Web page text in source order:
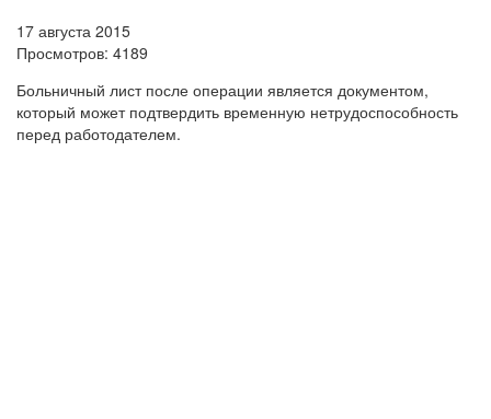
17 августа 2015
Просмотров: 4189
Больничный лист после операции является документом,
который может подтвердить временную нетрудоспособность
перед работодателем.